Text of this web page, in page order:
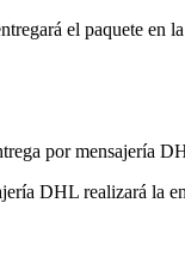
el paquete en
por mensajería
DHL realizará la